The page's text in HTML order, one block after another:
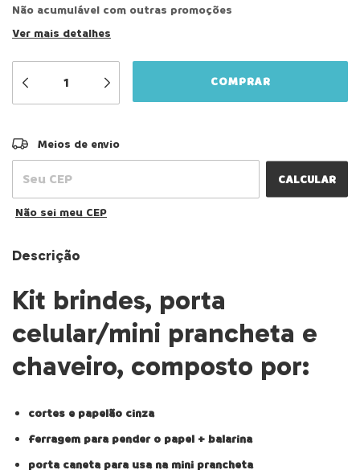
Não acumulável com outras promoções
Ver mais detalhes
Entregas para o CEP:
Meios de envio
CALCULAR
Não sei meu CEP
Descrição
Kit brindes, porta
celular/mini prancheta e
chaveiro, composto por:
cortes e papelão cinza
ferragem para pender o papel + balarina
porta caneta para usa na mini prancheta